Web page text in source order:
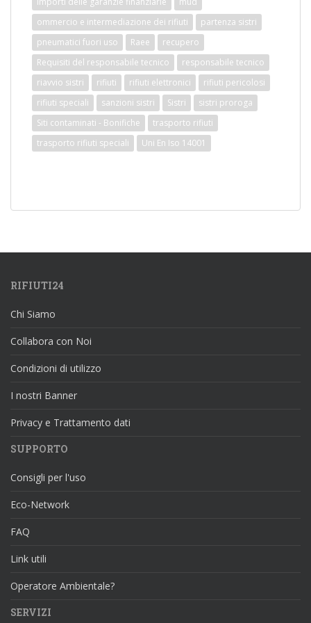
ommercio e intermediazione dei rifiuti
partenza sistri
pneumatici fuori uso
Raee
recupero
Requisiti del responsabile tecnico
responsabile tecnico
riavvio sistri
rifiuti rifiuti elettronici
rifiuti pericolosi
rifiuti speciali
sanzioni sistri Sistri
sistri proroga
Siti contaminati - Bonifiche
trasporto rifiuti
trasporto rifiuti speciali
Uni En Iso 14001
RIFIUTI24
Chi Siamo
Collabora con Noi
Condizioni di utilizzo
I nostri Banner
Privacy e Trattamento dati
SUPPORTO
Consigli per l'uso
Eco-Network
FAQ
Link utili
Operatore Ambientale?
SERVIZI